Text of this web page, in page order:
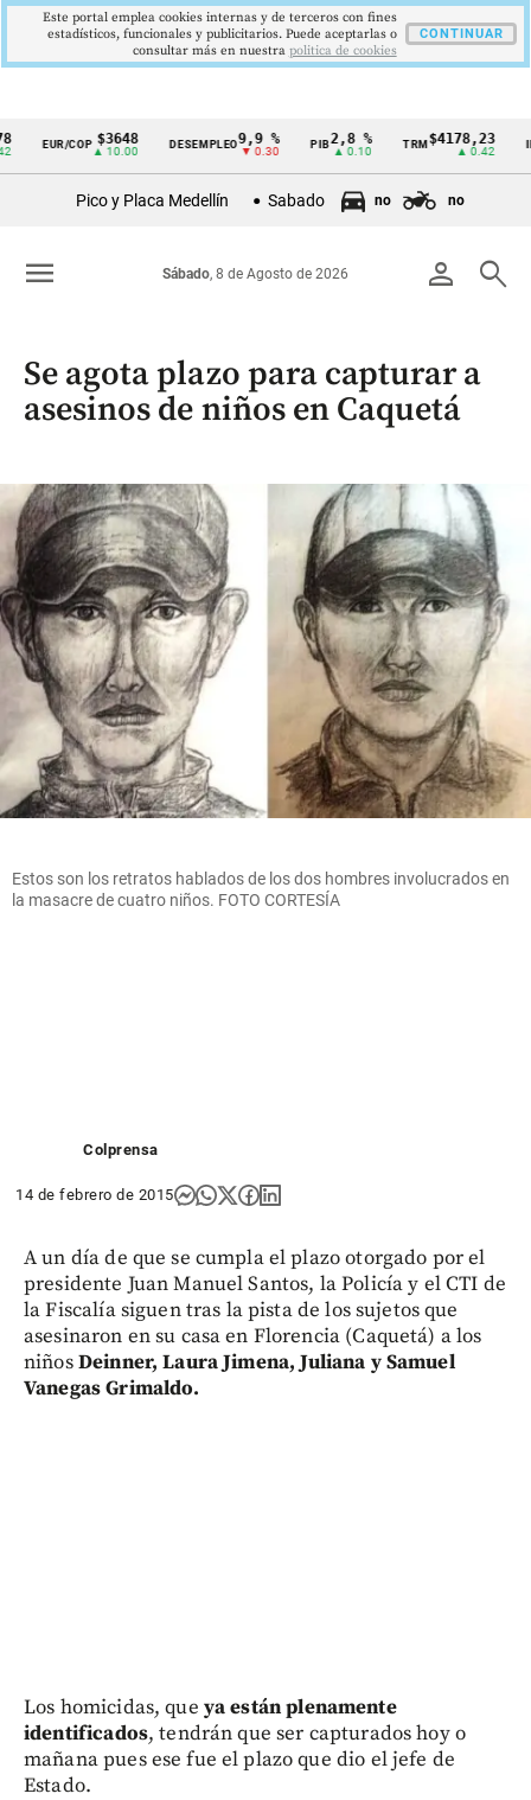
Cintillo
Colombia
EUR/COP $3648
▲ 10.00
DESEMPLEO9,9 %
▼ 0.30
PIB 2,8 %
▲ 0.10
TRM $4178,23
▲ 0.42
IPC
▼
Pico y Placa Medellín Sabado no no
person search
Sábado, 8 de Agosto de 2026
menu
Se agota plazo para capturar a
asesinos de niños en Caquetá
Estos son los retratos hablados de los dos hombres involucrados en
la masacre de cuatro niños. FOTO CORTESÍA
Colprensa
14 de febrero de 2015
A un día de que se cumpla el plazo otorgado por el
presidente Juan Manuel Santos, la Policía y el CTI de
la Fiscalía siguen tras la pista de los sujetos que
asesinaron en su casa en Florencia (Caquetá) a los
niñosDeinner, Laura Jimena, Juliana y Samuel
Vanegas Grimaldo.
Los homicidas, que ya están plenamente
identificados, tendrán que ser capturados hoy o
mañana pues ese fue el plazo que dio el jefe de
Estado.
Este portal emplea cookies internas y de terceros con fines
estadísticos, funcionales y publicitarios. Puede aceptarlas o
consultar más en nuestra politica de cookies
CONTINUAR